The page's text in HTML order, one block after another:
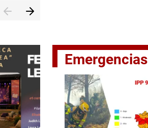
II Vuelta Ciclista CLM LEADER
Emergencias